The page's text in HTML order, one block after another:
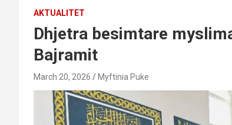
AKTUALITET
Dhjetra besimtare
Bajramit
March 20, 2026 Myftinia Puke